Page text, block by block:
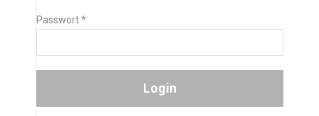
Passwort*